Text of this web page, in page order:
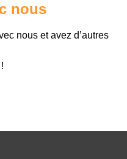
nous
nous et avez d’autres